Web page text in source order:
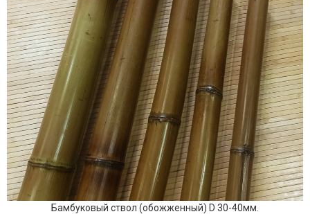
Бамбуковый ствол (обожженный) D 30-40мм.